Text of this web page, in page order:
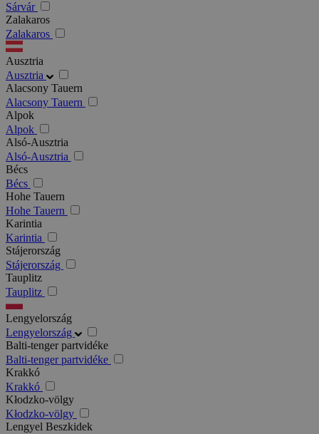
Sárvár
Zalakaros
Zalakaros
Ausztria
Ausztria
Alacsony Tauern
Alacsony Tauern
Alpok
Alpok
Alsó-Ausztria
Alsó-Ausztria
Bécs
Bécs
Hohe Tauern
Hohe Tauern
Karintia
Karintia
Stájerország
Stájerország
Tauplitz
Tauplitz
Lengyelország
Lengyelország
Balti-tenger partvidéke
Balti-tenger partvidéke
Krakkó
Krakkó
Kłodzko-völgy
Kłodzko-völgy
Lengyel Beszkidek